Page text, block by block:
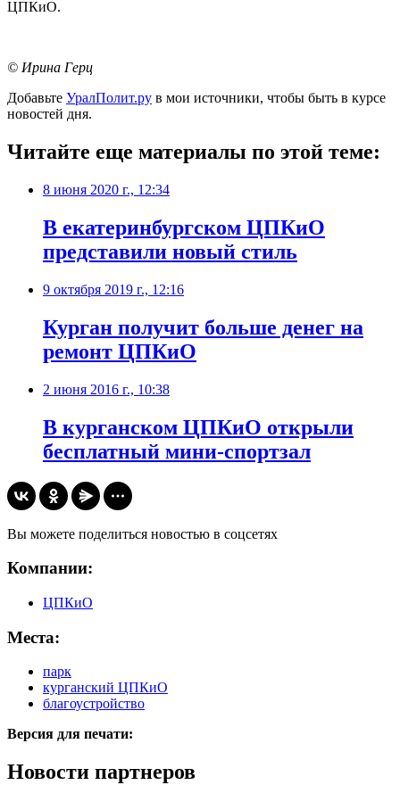
ЦПКиО.
© Ирина Герц
Добавьте УралПолит.ру в мои источники, чтобы быть в курсе
новостей дня.
Читайте еще материалы по этой теме:
8 июня 2020 г., 12:34
В екатеринбургском ЦПКиО
представили новый стиль
9 октября 2019 г., 12:16
Курган получит больше денег на
ремонт ЦПКиО
2 июня 2016 г., 10:38
​В курганском ЦПКиО открыли
бесплатный мини-спортзал
Вы можете поделиться новостью в соцсетях
Компании:
ЦПКиО
Места:
парк
курганский ЦПКиО
благоустройство
Версия для печати:
Новости партнеров